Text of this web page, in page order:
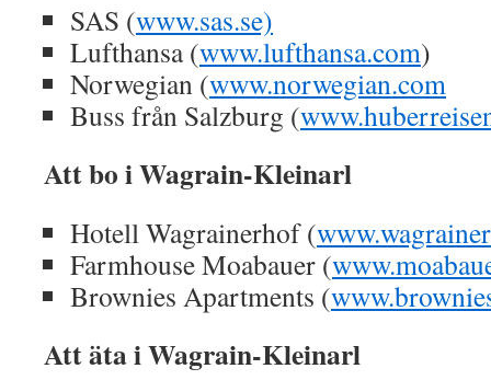
SAS (www.sas.se)
Lufthansa (www.lufthansa.com)
Norwegian (www.norwegian.com
Buss från Salzburg (
Att bo i Wagrain-Kleinarl
Hotell Wagrainerhof (
Farmhouse Moabauer (
Brownies Apartments (
Att äta i Wagrain-Kleinarl